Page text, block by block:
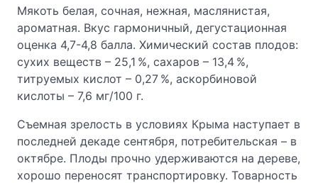
Мякоть белая, сочная, нежная, маслянистая,
ароматная. Вкус гармоничный, дегустационная
оценка 4,7-4,8 балла. Химический состав плодов:
сухих веществ – 25,1 %, сахаров – 13,4 %,
титруемых кислот – 0,27 %, аскорбиновой
кислоты – 7,6 мг/100 г.
Съемная зрелость в условиях Крыма наступает в
последней декаде сентября, потребительская – в
октябре. Плоды прочно удерживаются на дереве,
хорошо переносят транспортировку. Товарность